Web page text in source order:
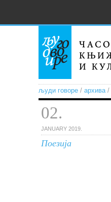
људи говоре / архива/
02.
JANUARY 2019.
Поезија